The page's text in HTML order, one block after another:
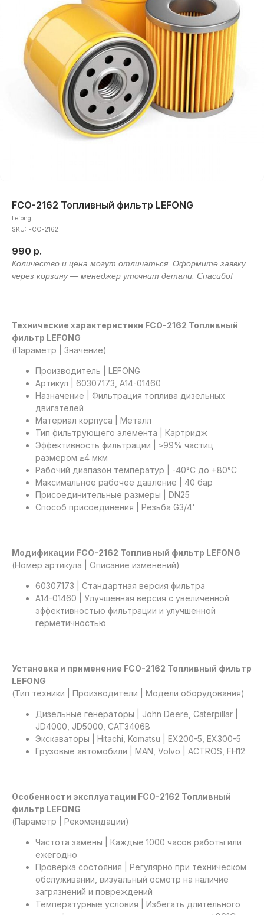
FCO-2162 Топливный фильтр LEFONG
Lefong
SKU: FCO-2162
990 р.
Технические характеристики FCO-2162 Топливный
фильтр LEFONG
(Параметр | Значение)
Производитель | LEFONG
Артикул | 60307173, A14-01460
Назначение | Фильтрация топлива дизельных
двигателей
Материал корпуса | Металл
Тип фильтрующего элемента | Картридж
Эффективность фильтрации | ≥99% частиц
размером ≥4 мкм
Рабочий диапазон температур | -40°C до +80°C
Максимальное рабочее давление | 40 бар
Присоединительные размеры | DN25
Способ присоединения | Резьба G3/4'
Модификации FCO-2162 Топливный фильтр LEFONG
(Номер артикула | Описание изменений)
60307173 | Стандартная версия фильтра
A14-01460 | Улучшенная версия с увеличенной
эффективностью фильтрации и улучшенной
герметичностью
Установка и применение FCO-2162 Топливный фильтр
LEFONG
(Тип техники | Производители | Модели оборудования)
Дизельные генераторы | John Deere, Caterpillar |
JD4000, JD5000, CAT3406B
Экскаваторы | Hitachi, Komatsu | EX200-5, EX300-5
Грузовые автомобили | MAN, Volvo | ACTROS, FH12
Особенности эксплуатации FCO-2162 Топливный
фильтр LEFONG
(Параметр | Рекомендации)
Частота замены | Каждые 1000 часов работы или
ежегодно
Проверка состояния | Регулярно при техническом
обслуживании, визуальный осмотр на наличие
загрязнений и повреждений
Температурные условия | Избегать длительного